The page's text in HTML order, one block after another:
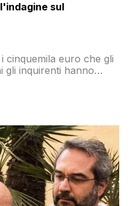
sul
cinquemila euro che gli
gli inquirenti hanno